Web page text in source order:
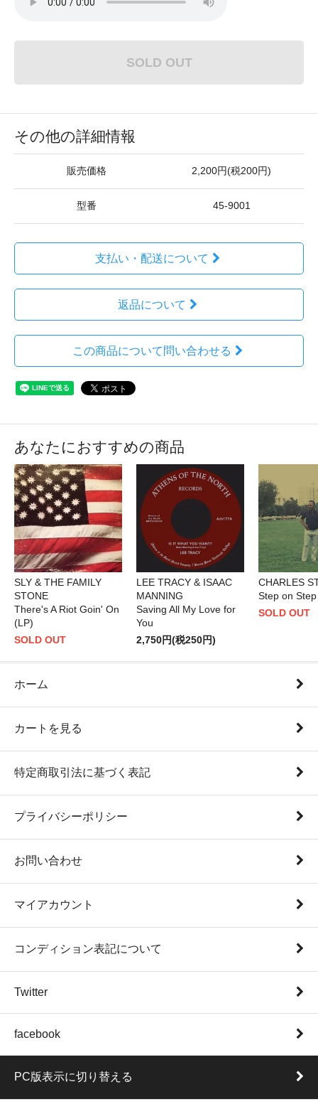
SOLD OUT
その他の詳細情報
販売価格 2,200円(税200円)
型番 45-9001
支払い・配送について
返品について
この商品について問い合わせる
あなたにおすすめの商品
SLY & THE FAMILY
STONE
There's A Riot Goin' On
(LP)
SOLD OUT
LEE TRACY & ISAAC
MANNING
Saving All My Love for
You
2,750円(税250円)
CHARLES
Step on
SOLD OUT
ホーム
カートを見る
特定商取引法に基づく表記
プライバシーポリシー
お問い合わせ
マイアカウント
コンディション表記について
Twitter
facebook
PC版表示に切り替える